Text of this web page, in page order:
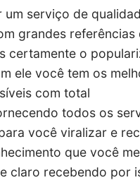
um serviço de
grandes referências
certamente o
ele você tem os
com total
todos os
você viralizar e
que você
claro recebendo por